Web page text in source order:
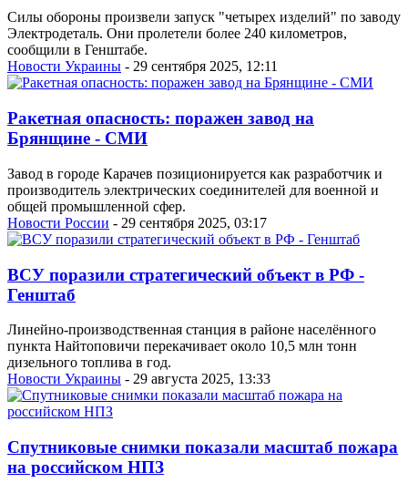
Силы обороны произвели запуск "четырех изделий" по заводу
Электродеталь. Они пролетели более 240 километров,
сообщили в Генштабе.
Новости Украины - 29 сентября 2025, 12:11
Ракетная опасность: поражен завод на
Брянщине - СМИ
Завод в городе Карачев позиционируется как разработчик и
производитель электрических соединителей для военной и
общей промышленной сфер.
Новости России - 29 сентября 2025, 03:17
ВСУ поразили стратегический объект в РФ -
Генштаб
Линейно-производственная станция в районе населённого
пункта Найтоповичи перекачивает около 10,5 млн тонн
дизельного топлива в год.
Новости Украины - 29 августа 2025, 13:33
Спутниковые снимки показали масштаб пожара
на российском НПЗ